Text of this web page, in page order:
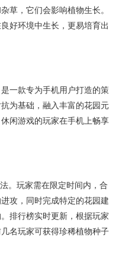
草，它们会影响植物生长。
好环境中生长，更易培育出
一款专为手机用户打造的策
为基础，融入丰富的花园元
闲游戏的玩家在手机上畅享
。玩家需在限定时间内，合
攻，同时完成特定的花园建
排行榜实时更新，根据玩家
名玩家可获得珍稀植物种子